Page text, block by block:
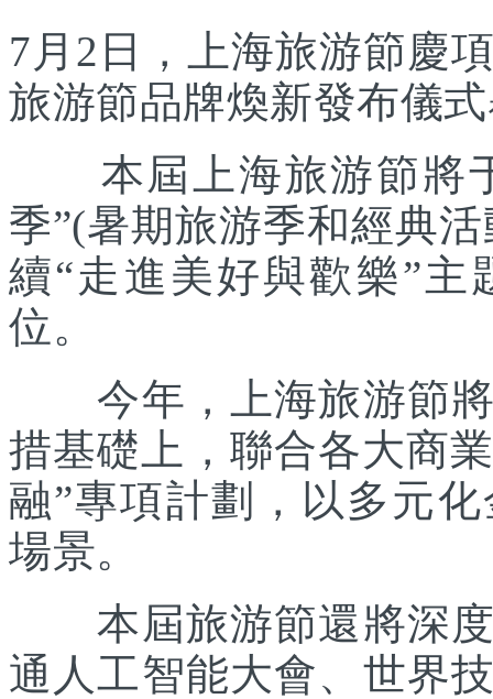
7月2日，上海旅游節慶
旅游節品牌煥新發布儀
本屆上海旅游節將于
季”(暑期旅游季和經典
續“走進美好與歡樂”主
位。
今年，上海旅游節將
措基礎上，聯合各大商
融”專項計劃，以多元
場景。
本屆旅游節還將深度
通人工智能大會、世界